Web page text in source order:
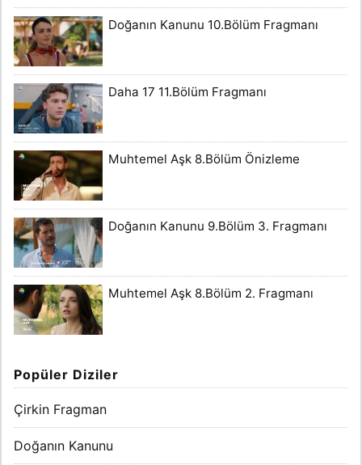
Doğanın Kanunu 10.Bölüm Fragmanı
Daha 17 11.Bölüm Fragmanı
Muhtemel Aşk 8.Bölüm Önizleme
Doğanın Kanunu 9.Bölüm 3. Fragmanı
Muhtemel Aşk 8.Bölüm 2. Fragmanı
Popüler Diziler
Çirkin Fragman
Doğanın Kanunu